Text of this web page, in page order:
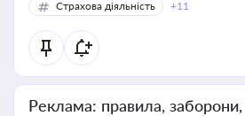
Страхова діяльність
+11
Реклама: правила,